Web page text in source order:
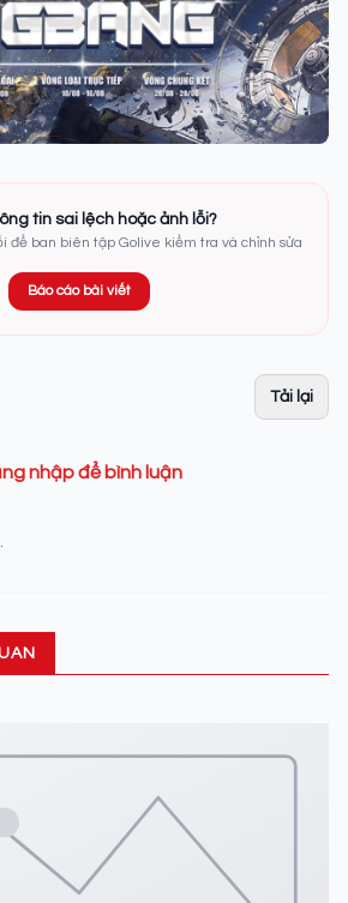
tin sai lệch hoặc ảnh lỗi?
để ban biên tập Golive kiểm tra và chỉnh sửa
Báo cáo bài viết
Tải lại
nhập để bình luận